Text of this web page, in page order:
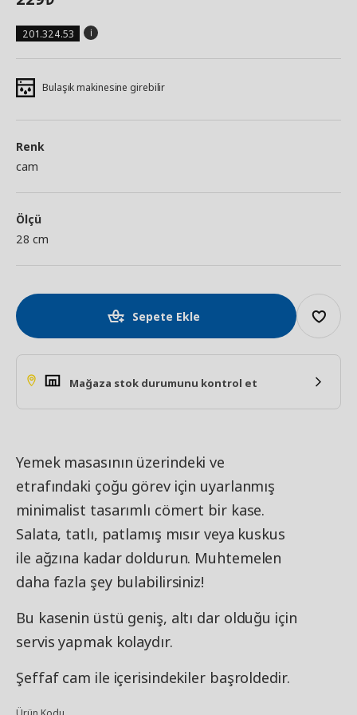
201.324.53
Bulaşık makinesine girebilir
Renk
cam
Ölçü
28 cm
Sepete Ekle
Mağaza stok durumunu kontrol et
Yemek masasının üzerindeki ve
etrafındaki çoğu görev için uyarlanmış
minimalist tasarımlı cömert bir kase.
Salata, tatlı, patlamış mısır veya kuskus
ile ağzına kadar doldurun. Muhtemelen
daha fazla şey bulabilirsiniz!
Bu kasenin üstü geniş, altı dar olduğu için
servis yapmak kolaydır.
Şeffaf cam ile içerisindekiler başroldedir.